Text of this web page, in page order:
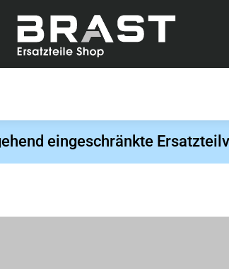
eingeschränkte